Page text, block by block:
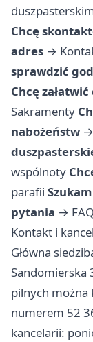
Chcę
adres →
sprawdzić
Chcę
Sakramenty
nabożeństw →
wspólnoty
parafii
pytania → FAQ
Kontakt i
Główna
Sandomierska
pilnych można
numerem 52
kancelarii: